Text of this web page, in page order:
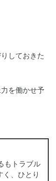
しておきた
を働かせ予
もトラブル
く、ひとり